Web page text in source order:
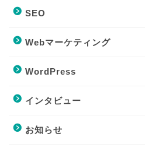
SEO
Webマーケティング
WordPress
インタビュー
お知らせ